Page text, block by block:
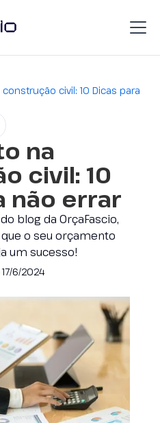
civil: 10 Dicas para
na
civil: 10
não errar
blog da OrçaFascio,
o seu orçamento
um sucesso!
17/6/2024